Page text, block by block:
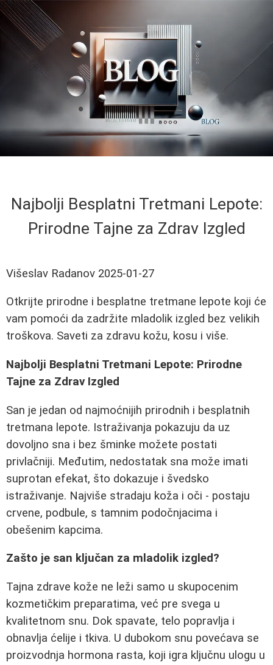
Najbolji Besplatni Tretmani Lepote:
Prirodne Tajne za Zdrav Izgled
Višeslav Radanov 2025-01-27
Otkrijte prirodne i besplatne tretmane lepote koji će
vam pomoći da zadržite mladolik izgled bez velikih
troškova. Saveti za zdravu kožu, kosu i više.
Najbolji Besplatni Tretmani Lepote: Prirodne
Tajne za Zdrav Izgled
San je jedan od najmoćnijih prirodnih i besplatnih
tretmana lepote. Istraživanja pokazuju da uz
dovoljno sna i bez šminke možete postati
privlačniji. Međutim, nedostatak sna može imati
suprotan efekat, što dokazuje i švedsko
istraživanje. Najviše stradaju koža i oči - postaju
crvene, podbule, s tamnim podočnjacima i
obešenim kapcima.
Zašto je san ključan za mladolik izgled?
Tajna zdrave kože ne leži samo u skupocenim
kozmetičkim preparatima, već pre svega u
kvalitetnom snu. Dok spavate, telo popravlja i
obnavlja ćelije i tkiva. U dubokom snu povećava se
proizvodnja hormona rasta, koji igra ključnu ulogu u